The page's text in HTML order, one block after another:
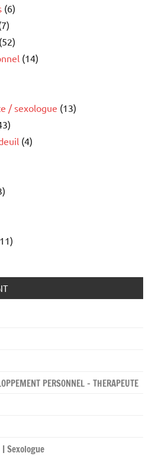
(6)
(52)
(14)
/ sexologue (13)
(4)
PERSONNEL – THERAPEUTE
| Sexologue